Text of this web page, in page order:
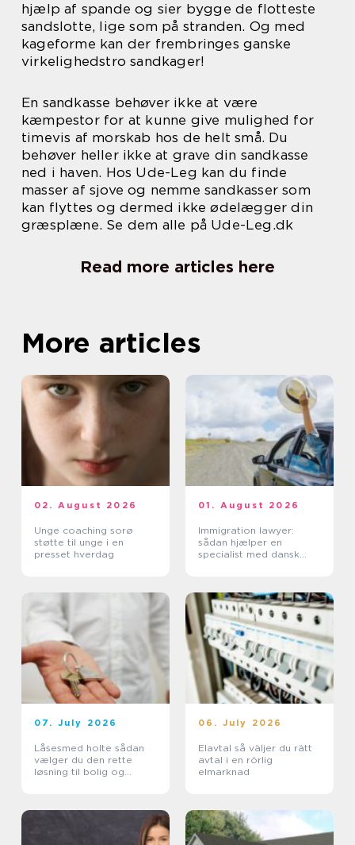
hjælp af spande og sier bygge de flotteste
sandslotte, lige som på stranden. Og med
kageforme kan der frembringes ganske
virkelighedstro sandkager!
En sandkasse behøver ikke at være
kæmpestor for at kunne give mulighed for
timevis af morskab hos de helt små. Du
behøver heller ikke at grave din sandkasse
ned i haven. Hos Ude-Leg kan du finde
masser af sjove og nemme sandkasser som
kan flyttes og dermed ikke ødelægger din
græsplæne. Se dem alle på Ude-Leg.dk
Read more articles here
More articles
02. August 2026
Unge coaching sorø
støtte til unge i en
presset hverdag
01. August 2026
Immigration lawyer:
sådan hjælper en
specialist med dansk
07. July 2026
Låsesmed holte sådan
vælger du den rette
løsning til bolig og
06. July 2026
Elavtal så väljer du rätt
avtal i en rörlig
elmarknad